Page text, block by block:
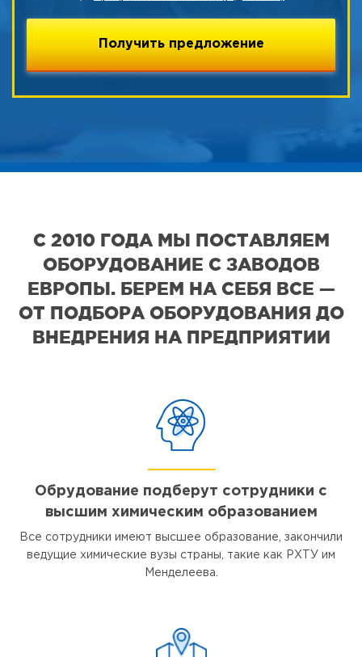
С 2010 ГОДА МЫ ПОСТАВЛЯЕМ
ОБОРУДОВАНИЕ С ЗАВОДОВ
ЕВРОПЫ. БЕРЕМ НА СЕБЯ ВСЕ —
ОТ ПОДБОРА ОБОРУДОВАНИЯ ДО
ВНЕДРЕНИЯ НА ПРЕДПРИЯТИИ
Обрудование подберут сотрудники с
высшим химическим образованием
Все сотрудники имеют высшее образование, закончили
ведущие химические вузы страны, такие как РХТУ им
Менделеева.